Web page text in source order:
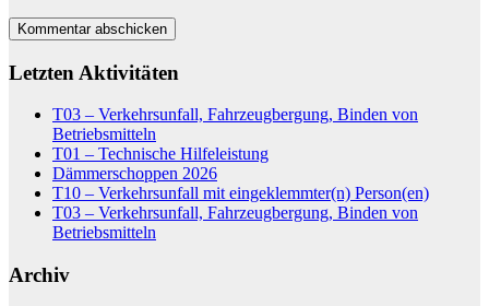
Letzten Aktivitäten
T03 – Verkehrsunfall, Fahrzeugbergung, Binden von
Betriebsmitteln
T01 – Technische Hilfeleistung
Dämmerschoppen 2026
T10 – Verkehrsunfall mit eingeklemmter(n) Person(en)
T03 – Verkehrsunfall, Fahrzeugbergung, Binden von
Betriebsmitteln
Archiv